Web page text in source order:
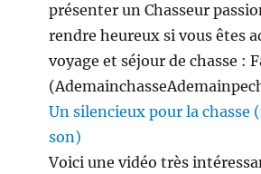
présenter un Chasseur
rendre heureux si vous êtes
voyage et séjour de chasse :
Un silencieux pour la chasse
son)
Voici une vidéo très